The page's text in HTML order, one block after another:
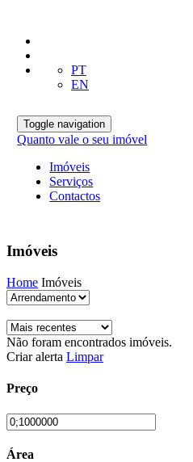
PT
EN
Toggle navigation
Quanto vale o seu imóvel
Imóveis
Serviços
Contactos
Imóveis
Home Imóveis
Não foram encontrados imóveis.
Criar alerta Limpar
Preço
Área